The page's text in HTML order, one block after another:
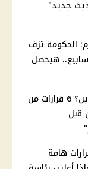
الحكومة تزف
هيحصل
ماذا سيحدث لـ بطاقة التموين؟ 6 قرارات من
قبل
السيسي يصدر 3 قرارات هامة